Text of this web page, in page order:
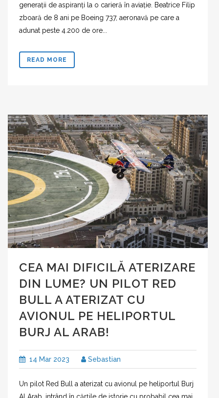
generații de aspiranți la o carieră în aviație. Beatrice Filip
zboară de 8 ani pe Boeing 737, aeronavă pe care a
adunat peste 4.200 de ore...
READ MORE
CEA MAI DIFICILĂ ATERIZARE
DIN LUME? UN PILOT RED
BULL A ATERIZAT CU
AVIONUL PE HELIPORTUL
BURJ AL ARAB!
14 Mar 2023 Sebastian
Un pilot Red Bull a aterizat cu avionul pe heliportul Burj